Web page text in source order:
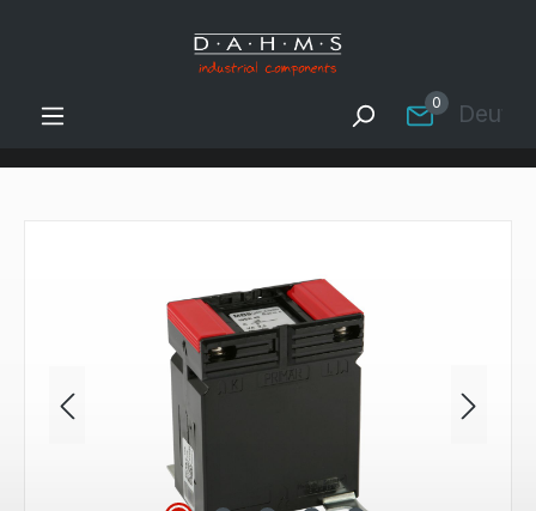
Zum Hauptinhalt springen
0
Bildergalerie überspringen